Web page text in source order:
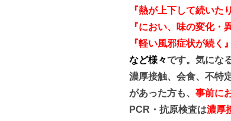
『熱が上下して続いた
『におい、味の変化・
『軽い風邪症状が続く
など様々です。気にな
濃厚接触、会食、不特
があった方も、 事前に
PCR・抗原検査は濃厚